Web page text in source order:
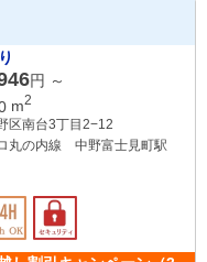
円 ～
m2
区南台3丁目2−12
丸の内線 中野富士見町駅